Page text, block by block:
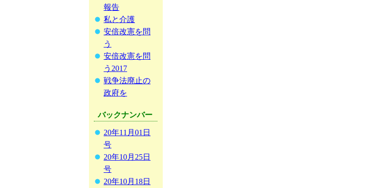
報告
私と介護
安倍改憲を問
う
安倍改憲を問
う2017
戦争法廃止の
政府を
バックナンバー
20年11月01日
号
20年10月25日
号
20年10月18日